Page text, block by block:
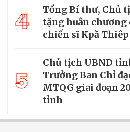
4
Tổng Bí thư, Chủ
tặng huân chương
chiến sĩ Kpă Thiêp
5
Chủ tịch UBND
Trưởng Ban Chỉ
MTQG giai đoạn
tỉnh